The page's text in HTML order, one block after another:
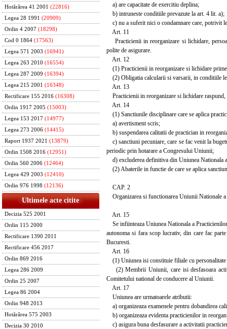
Hotărârea 41 2001 (22816)
Legea 28 1991 (20909)
Ordin 4 2007 (18298)
Cod 0 1864 (17563)
Legea 571 2003 (16941)
Legea 263 2010 (16554)
Legea 287 2009 (16394)
Legea 215 2001 (16348)
Rectificare 155 2016 (16308)
Ordin 1917 2005 (15003)
Legea 153 2017 (14977)
Legea 273 2006 (14415)
Raport 1937 2021 (13879)
Ordin 1508 2016 (12951)
Ordin 560 2006 (12464)
Legea 429 2003 (12410)
Ordin 976 1998 (12136)
Ultimele acte citite
Decizia 525 2001
Ordin 115 2000
Rectificare 1390 2011
Rectificare 456 2017
Ordin 869 2016
Legea 286 2009
Ordin 25 2007
Legea 86 2004
Ordin 948 2013
Hotărârea 575 2003
Decizia 30 2010
a) are capacitate de exercitiu deplina;
b) intruneste conditiile prevazute la art. 4 lit. a);
c) nu a suferit nici o condamnare care, potrivit
Art. 11
Practicienii in reorganizare si lichidare,
polite de asigurare.
Art. 12
(1) Practicienii in reorganizare si lichidare
(2) Obligatia calcularii si varsarii, in conditiile
Art. 13
Practicienii in reorganizare si lichidare
Art. 14
(1) Sanctiunile disciplinare care se aplica
a) avertisment scris;
b) suspendarea calitatii de practician in
c) sanctiuni pecuniare, care se fac venit la
periodic prin hotarare a Congresului Uniunii;
d) excluderea definitiva din Uniunea Nationala
(2) Abaterile in functie de care se aplica
CAP. 2
Organizarea si functionarea Uniunii Nationale
Art. 15
Se infiinteaza Uniunea Nationala a
autonoma si fara scop lucrativ, din care fac
Bucuresti.
Art. 16
(1) Uniunea isi constituie filiale cu
(2) Membrii Uniunii, care isi desfasoara
Comitetului national de conducere al Uniunii.
Art. 17
Uniunea are urmatoarele atributii:
a) organizeaza examenele pentru dobandirea
b) organizeaza evidenta practicienilor in
c) asigura buna desfasurare a activitatii